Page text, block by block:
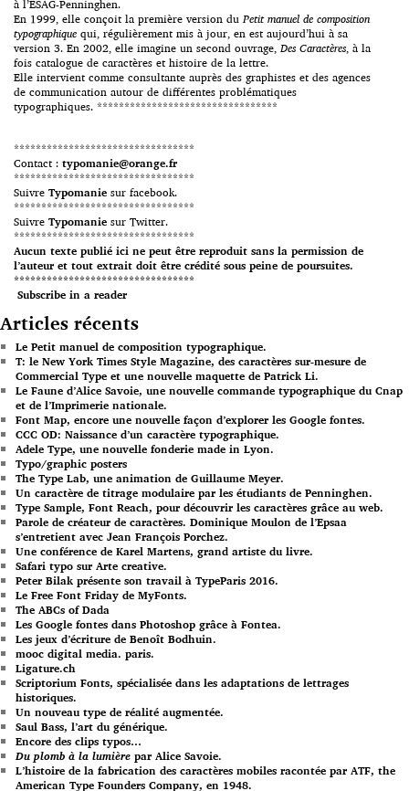
à l’ESAG-Penninghen.
En 1999, elle conçoit la première version duPetit manuel de composition
typographique qui, régulièrement mis à jour, en est aujourd’hui à sa
version 3. En 2002, elle imagine un second ouvrage, Des Caractères, à la
fois catalogue de caractères et histoire de la lettre.
Elle intervient comme consultante auprès des graphistes et des agences
de communication autour de différentes problématiques
typographiques. *********************************
*********************************
Contact : typomanie@orange.fr
*********************************
Suivre Typomanie sur facebook.
*********************************
Suivre Typomanie sur Twitter.
*********************************
Aucun texte publié ici ne peut être reproduit sans la permission de
l’auteur et tout extrait doit être crédité sous peine de poursuites.
*********************************
Subscribe in a reader
Articles récents
Le Petit manuel de composition typographique.
T: le New York Times Style Magazine, des caractères sur-mesure de
Commercial Type et une nouvelle maquette de Patrick Li.
Le Faune d’Alice Savoie, une nouvelle commande typographique du Cnap
et de l’Imprimerie nationale.
Font Map, encore une nouvelle façon d’explorer les Google fontes.
CCC OD: Naissance d’un caractère typographique.
Adele Type, une nouvelle fonderie made in Lyon.
Typo/graphic posters
The Type Lab, une animation de Guillaume Meyer.
Un caractère de titrage modulaire par les étudiants de Penninghen.
Type Sample, Font Reach, pour découvrir les caractères grâce au web.
Parole de créateur de caractères. Dominique Moulon de l’Epsaa
s’entretient avec Jean François Porchez.
Une conférence de Karel Martens, grand artiste du livre.
Safari typo sur Arte creative.
Peter Bilak présente son travail à TypeParis 2016.
Le Free Font Friday de MyFonts.
The ABCs of Dada
Les Google fontes dans Photoshop grâce à Fontea.
Les jeux d’écriture de Benoît Bodhuin.
mooc digital media. paris.
Ligature.ch
Scriptorium Fonts, spécialisée dans les adaptations de lettrages
historiques.
Un nouveau type de réalité augmentée.
Saul Bass, l’art du générique.
Encore des clips typos…
Du plomb à la lumière par Alice Savoie.
L’histoire de la fabrication des caractères mobiles racontée par ATF, the
American Type Founders Company, en 1948.